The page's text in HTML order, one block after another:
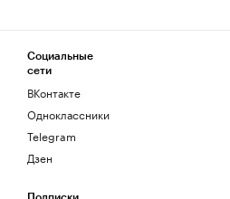
Социальные
сети
ВКонтакте
Одноклассники
Telegram
Дзен